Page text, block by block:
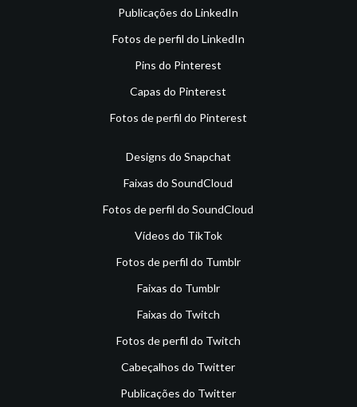
Publicações do LinkedIn
Fotos de perfil do LinkedIn
Pins do Pinterest
Capas do Pinterest
Fotos de perfil do Pinterest
Designs do Snapchat
Faixas do SoundCloud
Fotos de perfil do SoundCloud
Vídeos do TikTok
Fotos de perfil do Tumblr
Faixas do Tumblr
Faixas do Twitch
Fotos de perfil do Twitch
Cabeçalhos do Twitter
Publicações do Twitter